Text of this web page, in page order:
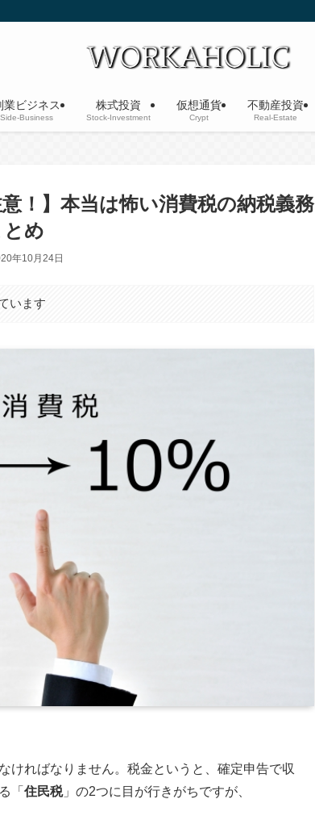
業ビジネス
Side-Business
株式投資
Stock-Investment
仮想通貨
Crypt
不動産投資
Real-Estate
意！】本当は怖い消費税の納税義務
とめ
年10月24日
います
ければなりません。税金というと、確定申告で収
「 住民税」の2つに目が行きがちですが、